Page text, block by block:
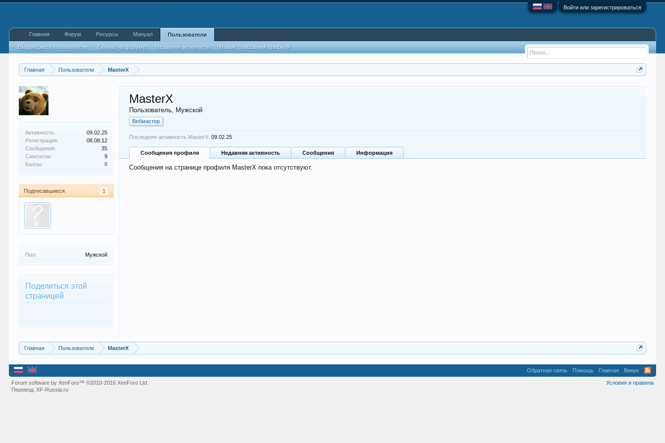
Войти или зарегистрироваться
Главная Пользователи MasterX
Активность:
09.02.25
Регистрация:
08.08.12
Сообщения:
35
Симпатии:
9
Баллы:
8
Подписавшиеся 1
Пол: Мужской
Поделиться этой
страницей
MasterX
Пользователь, Мужской
Вебмастер
Последняя активность MasterX: 09.02.25
Сообщения профиля Недавняя активность Сообщения Информация
Сообщения на странице профиля MasterX пока отсутствуют.
Главная Пользователи MasterX
Главная Форум Ресурсы Мануал Пользователи
Выдающиеся пользователи Сейчас на форуме Недавняя активность Новые сообщения профиля
Обратная связь Помощь Главная Вверх
Условия и правила
Forum software by XenForo™©2010-2016 XenForo Ltd.
Перевод:XF-Russia.ru